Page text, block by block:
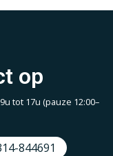
op
tot 17u (pauze 12:00–
844691